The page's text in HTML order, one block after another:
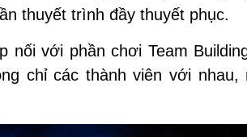
thuyết trình đầy thuyết phục.
nối với phần chơi Team
chỉ các thành viên với